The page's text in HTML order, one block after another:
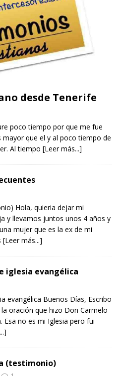
desde Tenerife
poco tiempo por que me fue
que el y al poco tiempo de
Al tiempo [Leer más...]
Hola, quieria dejar mi
y llevamos juntos unos 4 años y
mujer que es la ex de mi
[Leer más...]
iglesia evangélica
evangélica Buenos Días, Escribo
oración que hizo Don Carmelo
Esa no es mi Iglesia pero fui
(testimonio)